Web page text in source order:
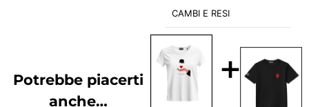
CAMBI E RESI
Potrebbe piacerti
anche…
+